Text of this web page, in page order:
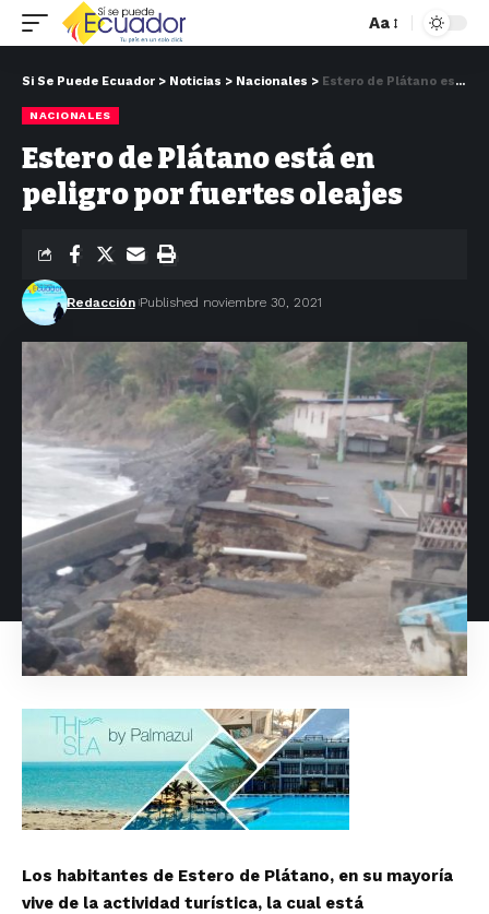
Aa
Si Se Puede Ecuador > Noticias > Nacionales > Estero de Plátano está en peligro por fuertes oleajes
NACIONALES
Estero de Plátano está en
peligro por fuertes oleajes
Redacción Published noviembre 30, 2021
Los habitantes de Estero de Plátano, en su mayoría
vive de la actividad turística, la cual está